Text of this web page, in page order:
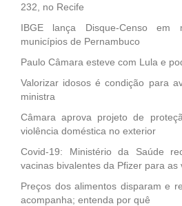
232, no Recife
IBGE lança Disque-Censo
municípios de Pernambuco
Paulo Câmara esteve com Lula e
Valorizar idosos é condição para
ministra
Câmara aprova projeto de
violência doméstica no exterior
Covid-19: Ministério da Saúde
vacinas bivalentes da Pfizer para as
Preços dos alimentos disparam e
acompanha; entenda por quê